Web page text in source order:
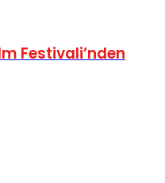
Festivali’nden